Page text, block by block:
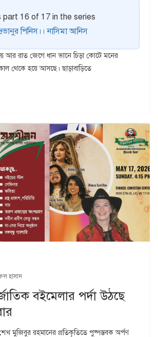
part 16 of 17 in the series
পিনিস।। নাসিমা আনিস
আর রাত জেগে ধান ভানে চিড়া কোটে মনের
থেকে হয়ে আসছে। ছাড়াবাড়িতে
হাসান
বইমেলার পর্দা উঠছে
মুজিবুর রহমানের প্রতিকৃতিতে পুষ্পস্তবক অর্পণ